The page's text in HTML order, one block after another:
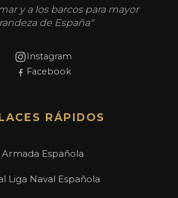
y a los barcos para mayor
de España"
Instagram
Facebook
RÁPIDOS
Armada Española
Liga Naval Española